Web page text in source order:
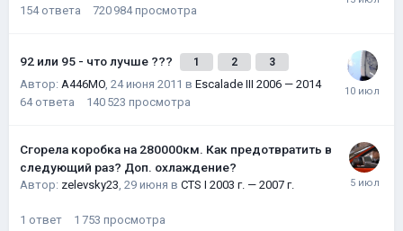
154 ответа 720 984 просмотра
92 или 95 - что лучше ??? 1 2 3
Автор: A446MO, 24 июня 2011 в Escalade III 2006 — 2014
64 ответа 140 523 просмотра
Сгорела коробка на 280000км. Как предотвратить в
следующий раз? Доп. охлаждение?
Автор: zelevsky23, 29 июня в CTS I 2003 г. — 2007 г.
1 ответ 1 753 просмотра